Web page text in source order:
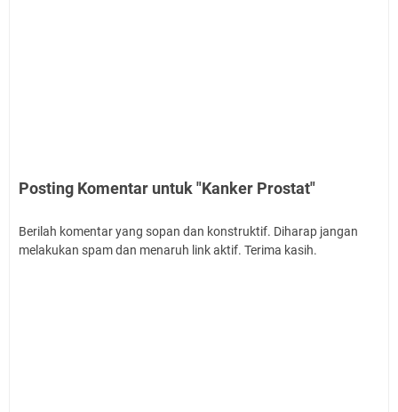
Posting Komentar untuk "Kanker Prostat"
Berilah komentar yang sopan dan konstruktif. Diharap jangan
melakukan spam dan menaruh link aktif. Terima kasih.